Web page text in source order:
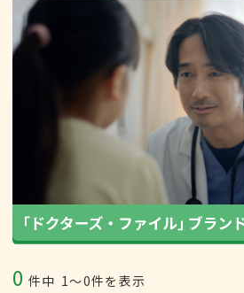
0 件中 1〜0件を表示